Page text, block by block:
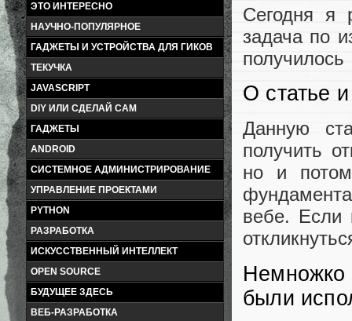
ЭТО ИНТЕРЕСНО
НАУЧНО-ПОПУЛЯРНОЕ
ГАДЖЕТЫ И УСТРОЙСТВА ДЛЯ ГИКОВ
ТЕКУЧКА
JAVASCRIPT
DIY ИЛИ СДЕЛАЙ САМ
ГАДЖЕТЫ
ANDROID
СИСТЕМНОЕ АДМИНИСТРИРОВАНИЕ
УПРАВЛЕНИЕ ПРОЕКТАМИ
PYTHON
РАЗРАБОТКА
ИСКУССТВЕННЫЙ ИНТЕЛЛЕКТ
OPEN SOURCE
БУДУЩЕЕ ЗДЕСЬ
ВЕБ-РАЗРАБОТКА
Сегодня я
задача по
получилось
О статье
Данную
получить
но и
вебе. Если
Немножко
были